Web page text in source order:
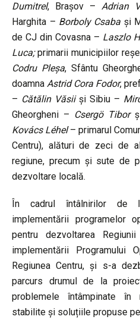
Dumitrel, Brașov – Adrian
Harghita – Borboly Csaba și
de CJ din Covasna – Laszlo
Luca;primarii municipiilor
Codru Pleșa, Sfântu
doamna Astrid Cora Fodor,
– Cătălin Văsiiși Sibiu –
Gheorgheni – Csergö Tibor
Kovács Léhel– primarul
Centru), alături de zeci de
regiune, precum și sute de
dezvoltare locală.
În cadrul întâlnirilor de
implementării programelor
pentru dezvoltarea
implementării Programului
Regiunea Centru, și s-a
parcurs drumul de la
problemele întâmpinate în
stabilite și soluțiile propuse